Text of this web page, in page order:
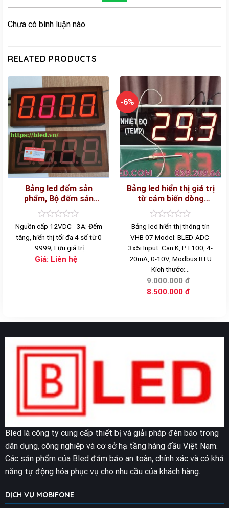
Chưa có bình luận nào
RELATED PRODUCTS
Bảng led đếm sản
phẩm, Bộ đếm sản
phẩm
Rated
0
out
of
5
Nguồn cấp 12VDC - 3A; Đếm
tăng, hiển thị tối đa 4 số từ 0
– 9999; Lưu giá trị…
Giá: Liên hệ
-6%
Bảng led hiển thị giá trị
từ cảm biến dòng
PT100
Rated
0
out
of
5
Bảng led hiển thị thông tin
VHB 07 Model: BLED-ADC-
3x5i Input: Can K, PT100, 4-
20mA, 0-10V, Modbus RTU
Kích thước:…
9.000.000đ
8.500.000 đ
Bled là công ty cung cấp thiết bị và giải pháp đèn báo trong
dân dụng, công nghiệp và cơ sở hạ tầng hàng đầu Việt Nam.
Các sản phẩm của Bled đảm bảo an toàn, chính xác và có khả
năng tự động hóa phục vụ cho nhu cầu của khách hàng.
DỊCH VỤ MOBIFONE